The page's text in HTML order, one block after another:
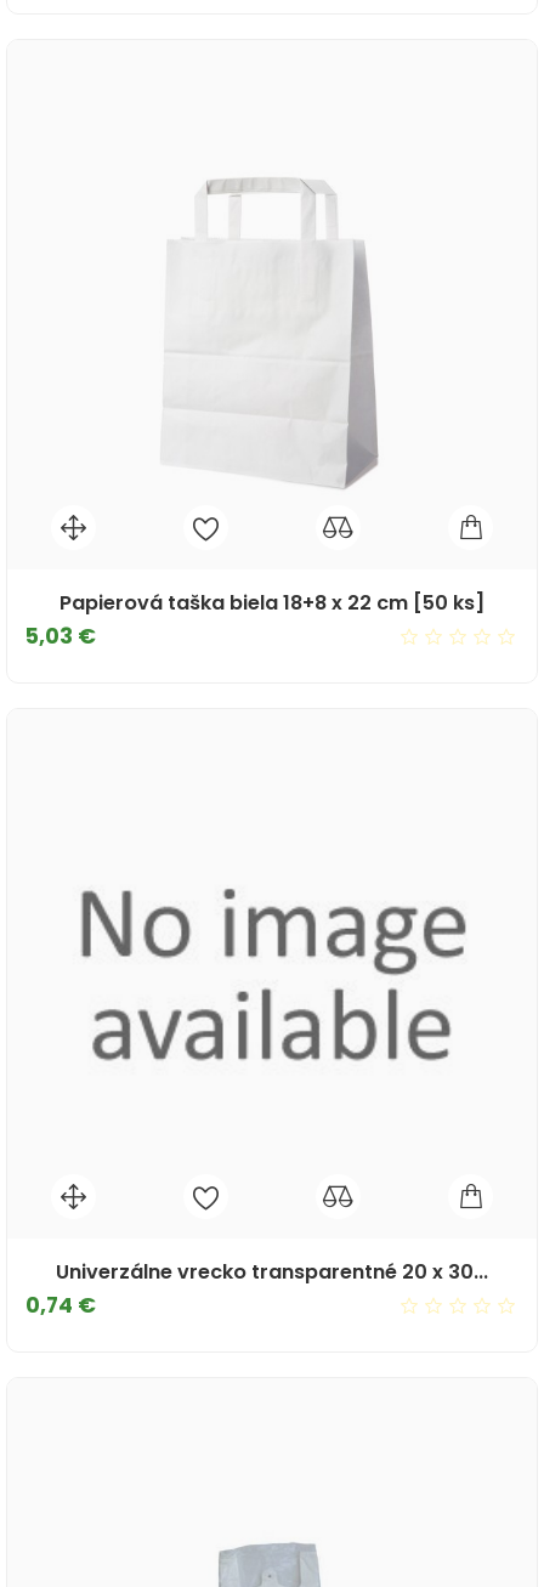
Papierová taška biela 18+8 x 22 cm [50 ks]
5,03 €Cena
Univerzálne vrecko transparentné 20 x 30...
0,74 €Cena